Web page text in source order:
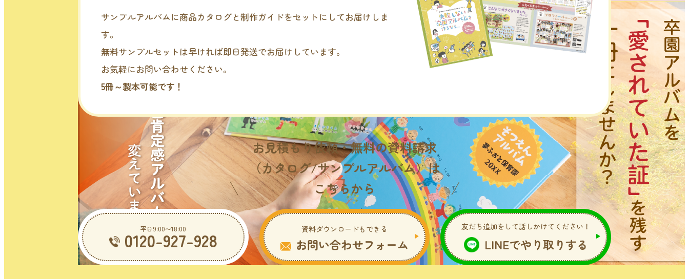
サンプルアルバムに商品カタログと制作ガイドをセットにしてお届けしま
す。
無料サンプルセットは早ければ即日発送でお届けしています。
お気軽にお問い合わせください。
5冊～製本可能です！
お見積もり依頼・無料の資料請求
（カタログ/サンプルアルバム）は
こちらから
平日9:00〜18:00
0120-927-928 資料ダウンロードもできる
お問い合わせフォーム
友だち追加をして話しかけてください！
LINEでやり取りする